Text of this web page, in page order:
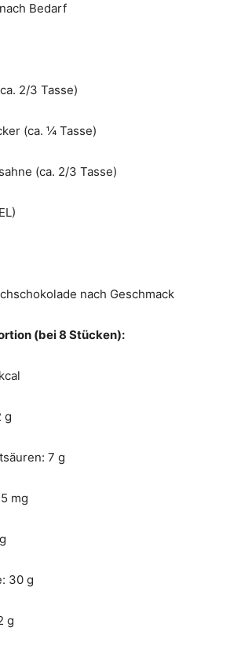
Bedarf
2/3 Tasse)
(ca. ¼ Tasse)
(ca. 2/3 Tasse)
nach Geschmack
(bei 8 Stücken):
g
7 g
mg
30 g
g